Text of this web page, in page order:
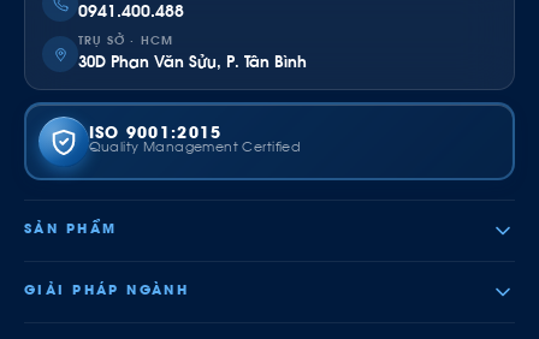
0941.400.488
TRỤ SỞ · HCM
30D Phan Văn Sửu, P. Tân Bình
ISO 9001:2015
Quality Management Certified
SẢN PHẨM
GIẢI PHÁP NGÀNH